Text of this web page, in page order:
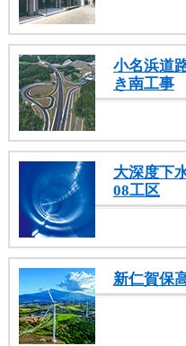
小名浜道
き南工事
大深度下
08工区
新仁賀保